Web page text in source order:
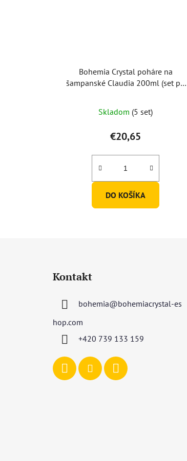
Bohemia Crystal poháre na
šampanské Claudia 200ml (set po
Skladom (5 set)
€20,65
DO KOŠÍKA
Kontakt
bohemia@bohemiacrystal-es
hop.com
+420 739 133 159